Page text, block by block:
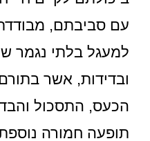
עם סביבתם,
למעגל בלתי נגמר
ובדידות, אשר
הכעס, התסכול
תופעה חמורה